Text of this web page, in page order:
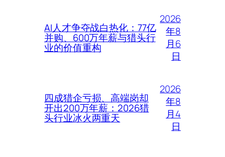
AI人才争夺战白热化：77亿
并购、600万年薪与猎头行
业的价值重构
2026
年8
月6
日
四成猎企亏损、高端岗却
开出200万年薪：2026猎
头行业冰火两重天
2026
年8
月4
日